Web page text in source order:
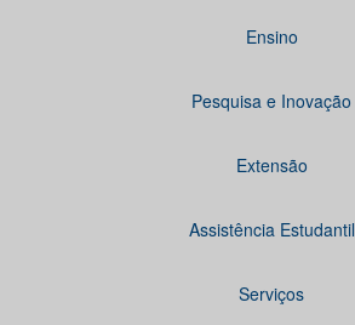
Ensino
Pesquisa e Inovação
Extensão
Assistência Estudantil
Serviços